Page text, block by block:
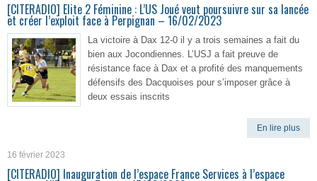
[CITERADIO] Elite 2 Féminine : L’US Joué veut poursuivre sur sa lancée
et créer l’exploit face à Perpignan – 16/02/2023
La victoire à Dax 12-0 il y a trois semaines a fait du
bien aux Jocondiennes. L’USJ a fait preuve de
résistance face à Dax et a profité des manquements
défensifs des Dacquoises pour s’imposer grâce à
deux essais inscrits
En lire plus
16 février 2023
[CITERADIO] Inauguration de l’espace France Services à l’espace